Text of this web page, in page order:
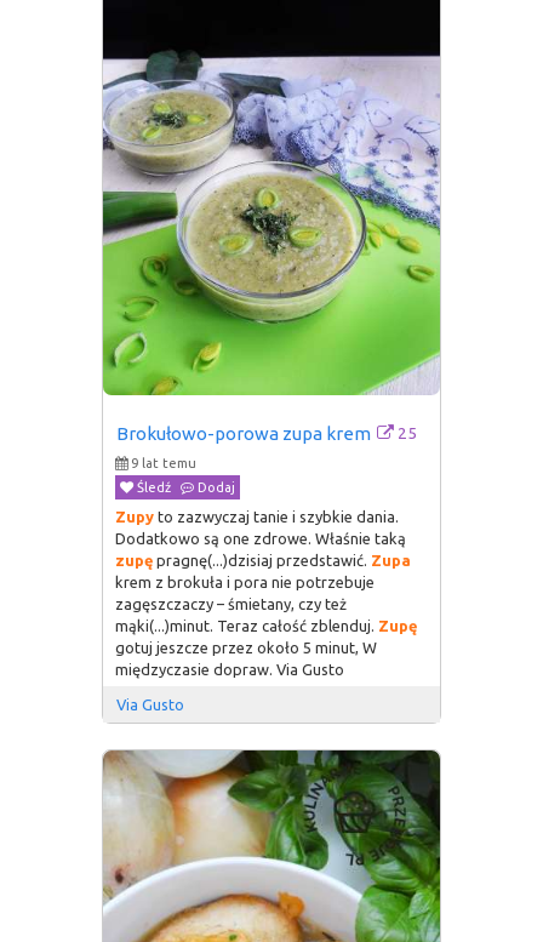
Brokułowo-porowa zupa krem 25
9 lat temu
Śledź
Dodaj
Zupy to zazwyczaj tanie i szybkie dania.
Dodatkowo są one zdrowe. Właśnie taką
zupę pragnę(...)dzisiaj przedstawić. Zupa
krem z brokuła i pora nie potrzebuje
zagęszczaczy – śmietany, czy też
mąki(...)minut. Teraz całość zblenduj. Zupę
gotuj jeszcze przez około 5 minut, W
międzyczasie dopraw. Via Gusto
Via Gusto